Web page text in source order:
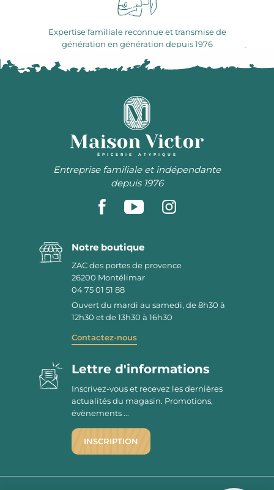
Expertise familiale reconnue et transmise de
génération en génération depuis 1976
ÉPICERIE ATYPIQUE
Entreprise familiale et indépendante
depuis 1976
Notre boutique
ZAC des portes de provence
26200 Montélimar
04 75 01 51 88
Ouvert du mardi au samedi, de 8h30 à
12h30 et de 13h30 à 16h30
Contactez-nous
Lettre d'informations
Inscrivez-vous et recevez les dernières
actualités du magasin. Promotions,
évènements ...
INSCRIPTION